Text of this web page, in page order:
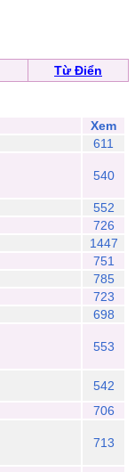
Từ Điển
Xem
611
540
552
726
1447
751
785
723
698
553
542
706
713